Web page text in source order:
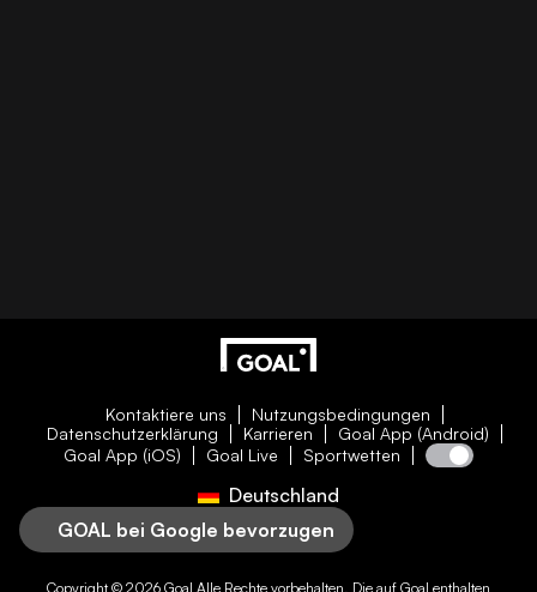
Kontaktiere uns
Nutzungsbedingungen
Datenschutzerklärung
Karrieren
Goal App (Android)
Goal App (iOS)
Goal Live Sportwetten
Deutschland
GOAL bei Google bevorzugen
Copyright © 2026 Goal Alle Rechte vorbehalten. Die auf Goal enthalten